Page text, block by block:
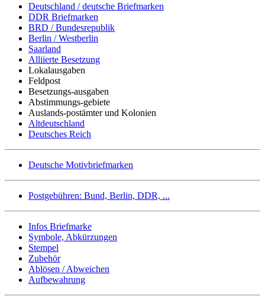
Deutschland / deutsche Briefmarken
DDR Briefmarken
BRD / Bundesrepublik
Berlin / Westberlin
Saarland
Alliierte Besetzung
Lokalausgaben
Feldpost
Besetzungs-ausgaben
Abstimmungs-gebiete
Auslands-postämter und Kolonien
Altdeutschland
Deutsches Reich
Deutsche Motivbriefmarken
Postgebühren: Bund, Berlin, DDR, ...
Infos Briefmarke
Symbole, Abkürzungen
Stempel
Zubehör
Ablösen / Abweichen
Aufbewahrung